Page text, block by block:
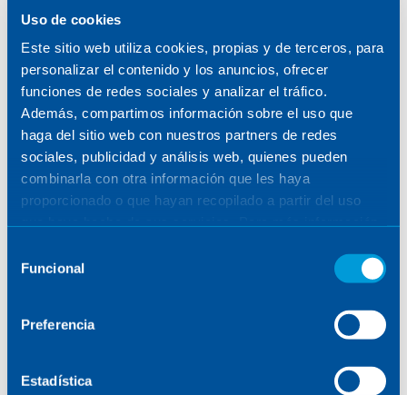
Uso de cookies
Este sitio web utiliza cookies, propias y de terceros, para
personalizar el contenido y los anuncios, ofrecer
funciones de redes sociales y analizar el tráfico.
Además, compartimos información sobre el uso que
haga del sitio web con nuestros partners de redes
sociales, publicidad y análisis web, quienes pueden
combinarla con otra información que les haya
proporcionado o que hayan recopilado a partir del uso
Funcional
Preferencia
Estadística